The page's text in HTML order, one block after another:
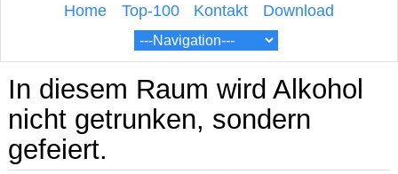
Home Top-100 Kontakt Download
In diesem Raum wird Alkohol
nicht getrunken, sondern
gefeiert.